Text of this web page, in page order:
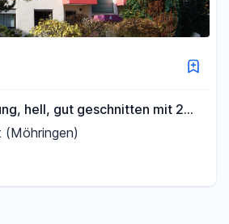
hell, gut geschnitten mit 2